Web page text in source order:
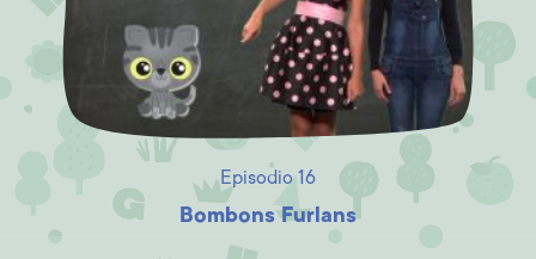
Episodio 16
Bombons Furlans